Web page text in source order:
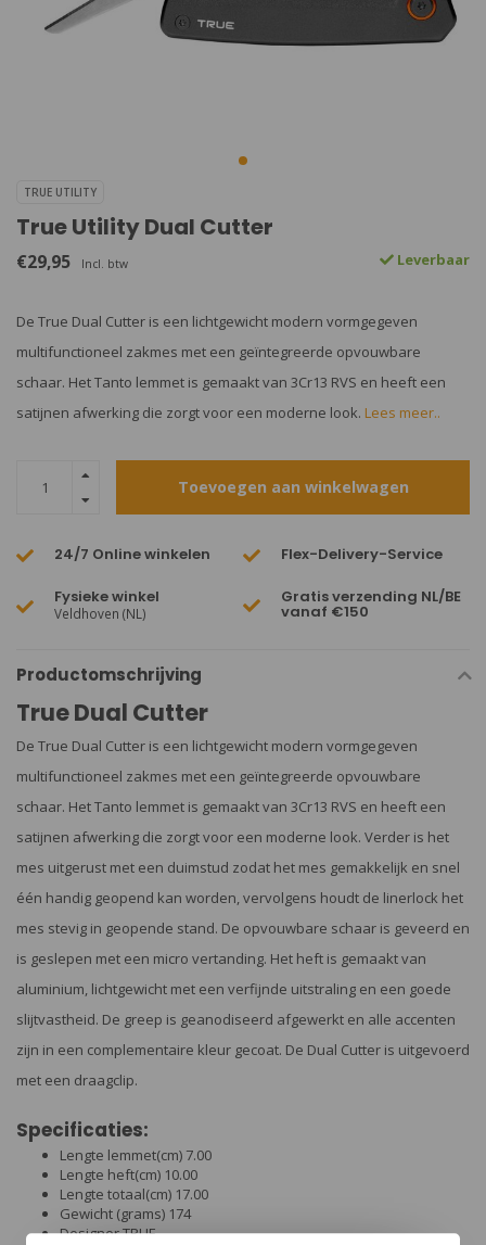
TRUE UTILITY
True Utility Dual Cutter
€29,95 Incl. btw Leverbaar
De True Dual Cutter is een lichtgewicht modern vormgegeven
multifunctioneel zakmes met een geïntegreerde opvouwbare
schaar. Het Tanto lemmet is gemaakt van 3Cr13 RVS en heeft een
satijnen afwerking die zorgt voor een moderne look. Lees meer..
Toevoegen aan winkelwagen
24/7 Online winkelen Flex-Delivery-Service
Fysieke winkel
Veldhoven (NL)
Gratis verzending NL/BE
vanaf €150
Productomschrijving
True Dual Cutter
De True Dual Cutter is een lichtgewicht modern vormgegeven
multifunctioneel zakmes met een geïntegreerde opvouwbare
schaar. Het Tanto lemmet is gemaakt van 3Cr13 RVS en heeft een
satijnen afwerking die zorgt voor een moderne look. Verder is het
mes uitgerust met een duimstud zodat het mes gemakkelijk en snel
één handig geopend kan worden, vervolgens houdt de linerlock het
mes stevig in geopende stand. De opvouwbare schaar is geveerd en
is geslepen met een micro vertanding. Het heft is gemaakt van
aluminium, lichtgewicht met een verfijnde uitstraling en een goede
slijtvastheid. De greep is geanodiseerd afgewerkt en alle accenten
zijn in een complementaire kleur gecoat. De Dual Cutter is uitgevoerd
met een draagclip.
Specificaties:
Lengte lemmet(cm) 7.00
Lengte heft(cm) 10.00
Lengte totaal(cm) 17.00
Gewicht (grams) 174
Designer TRUE